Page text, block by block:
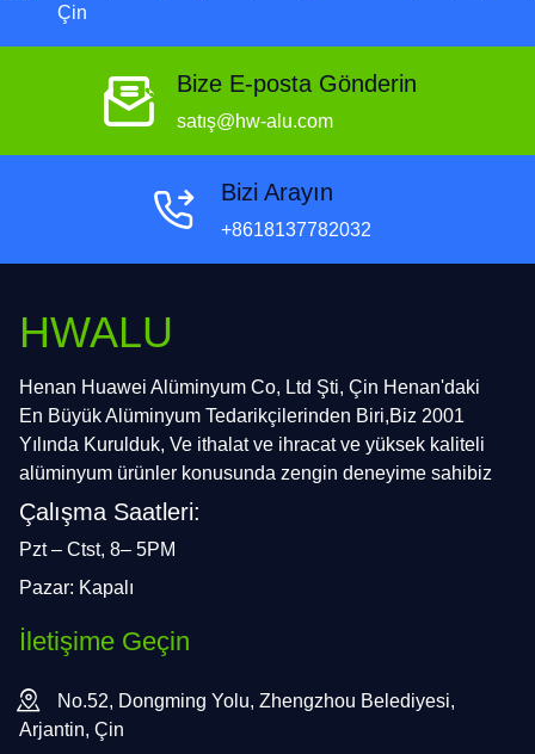
Çin
Bize E-posta Gönderin
satış@hw-alu.com
Bizi Arayın
+8618137782032
HWALU
Henan Huawei Alüminyum Co, Ltd Şti, Çin Henan'daki
En Büyük Alüminyum Tedarikçilerinden Biri,Biz 2001
Yılında Kurulduk, Ve ithalat ve ihracat ve yüksek kaliteli
alüminyum ürünler konusunda zengin deneyime sahibiz
Çalışma Saatleri:
Pzt – Ctst, 8– 5PM
Pazar: Kapalı
İletişime Geçin
No.52, Dongming Yolu, Zhengzhou Belediyesi,
Arjantin, Çin